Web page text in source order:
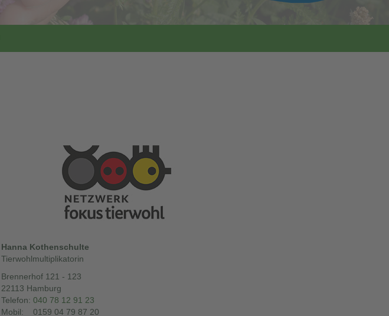
Hanna Kothenschulte
Tierwohlmultiplikatorin
Brennerhof 121 - 123
22113 Hamburg
Telefon: 040 78 12 91 23
Mobil: 0159 04 79 87 20